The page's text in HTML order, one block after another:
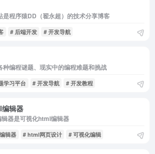
是程序猿DD（翟永超）的技术分享博客
# 后端开发 # 开发导航
编程谜题、现实中的编程难题和挑战
学习平台 # 开发导航 # 开发教程
辑器
器是可视化html编辑器
辑器 # html网页设计 # 可视化编辑